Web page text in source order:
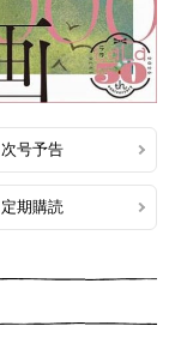
次号予告
定期購読